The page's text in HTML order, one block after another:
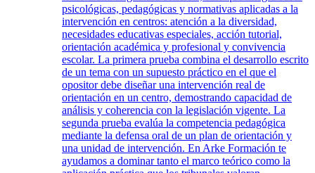
psicológicas, pedagógicas y normativas aplicadas a la
intervención en centros: atención a la diversidad,
necesidades educativas especiales, acción tutorial,
orientación académica y profesional y convivencia
escolar. La primera prueba combina el desarrollo escrito
de un tema con un supuesto práctico en el que el
opositor debe diseñar una intervención real de
orientación en un centro, demostrando capacidad de
análisis y coherencia con la legislación vigente. La
segunda prueba evalúa la competencia pedagógica
mediante la defensa oral de un plan de orientación y
una unidad de intervención. En Arke Formación te
ayudamos a dominar tanto el marco teórico como la